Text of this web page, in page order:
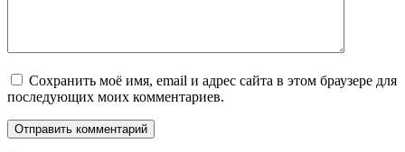
Сохранить моё имя, email и адрес сайта в этом браузере для
последующих моих комментариев.